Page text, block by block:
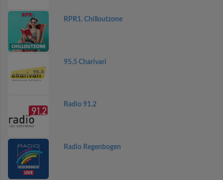
RPR1. Chilloutzone
95.5 Charivari
Radio 91.2
Radio Regenbogen